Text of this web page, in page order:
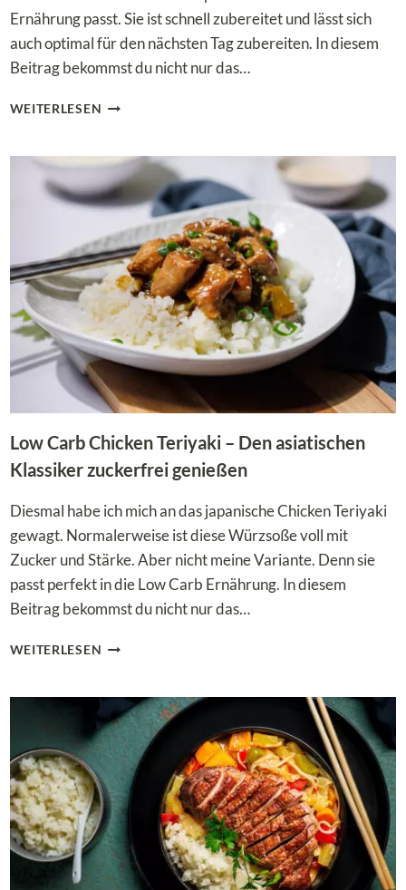
Ernährung passt. Sie ist schnell zubereitet und lässt sich
auch optimal für den nächsten Tag zubereiten. In diesem
Beitrag bekommst du nicht nur das…
WEITERLESEN LOW
BOWL
MIT
KONJAKREIS
LACHS
–
SCHNELL
&
LECKER
Low Carb Chicken Teriyaki – Den asiatischen
Klassiker zuckerfrei genießen
Diesmal habe ich mich an das japanische Chicken Teriyaki
gewagt. Normalerweise ist diese Würzsoße voll mit
Zucker und Stärke. Aber nicht meine Variante. Denn sie
passt perfekt in die Low Carb Ernährung. In diesem
Beitrag bekommst du nicht nur das…
WEITERLESEN LOW
TERIYAKI
–
DEN
ASIATISCHEN
KLASSIKER
ZUCKERFREI
GENIESSEN